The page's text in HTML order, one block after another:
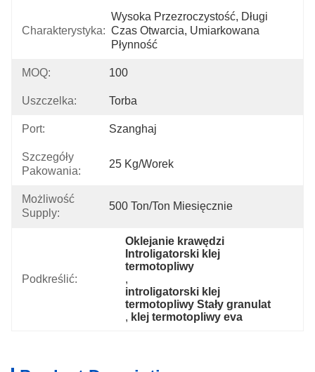
Charakterystyka:
Wysoka Przezroczystość, Długi
Czas Otwarcia, Umiarkowana
Płynność
MOQ: 100
Uszczelka: Torba
Port: Szanghaj
Szczegóły
Pakowania:
25 Kg/worek
Możliwość
Supply:
500 Ton/ton Miesięcznie
Podkreślić:
Oklejanie krawędzi
Introligatorski klej
termotopliwy
,
introligatorski klej
termotopliwy Stały granulat
, klej termotopliwy eva